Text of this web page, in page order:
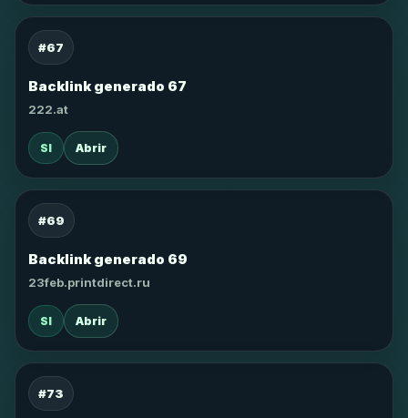
#67
Backlink generado 67
222.at
SI Abrir
#69
Backlink generado 69
23feb.printdirect.ru
SI Abrir
#73